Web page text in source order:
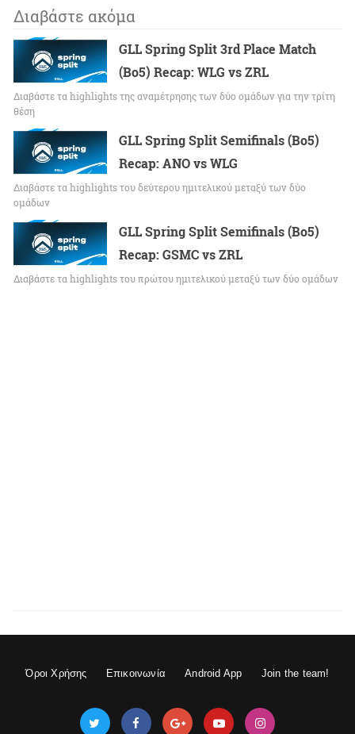
Διαβάστε ακόμα
GLL Spring Split 3rd Place Match
(Bo5) Recap: WLG vs ZRL
Διαβάστε τα highlights της αναμέτρησης των δύο ομάδων για την τρίτη
θέση
GLL Spring Split Semifinals (Bo5)
Recap: ANO vs WLG
Διαβάστε τα highlights του δεύτερου ημιτελικού μεταξύ των δύο
ομάδων
GLL Spring Split Semifinals (Bo5)
Recap: GSMC vs ZRL
Διαβάστε τα highlights του πρώτου ημιτελικού μεταξύ των δύο ομάδων
Όροι Χρήσης Επικοινωνία Android App Join the team!